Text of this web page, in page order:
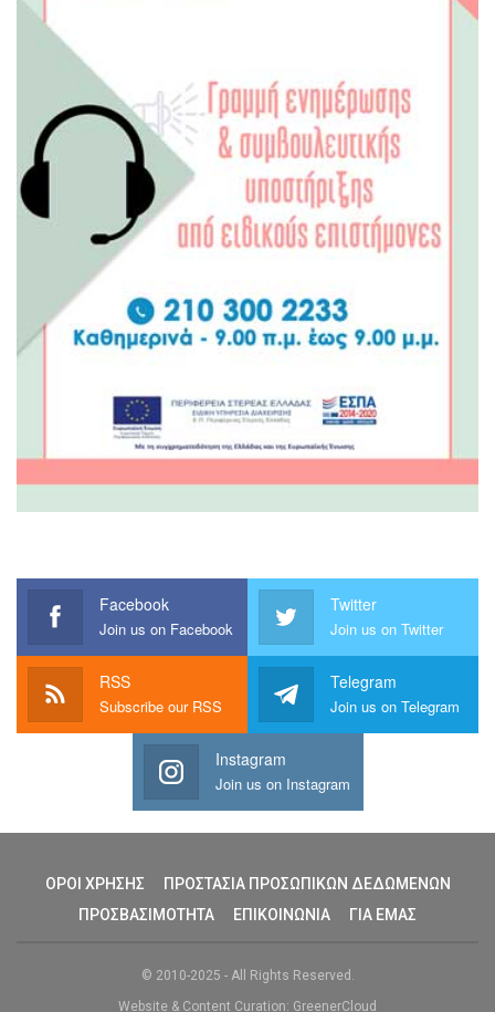
Facebook
Join us on Facebook
Twitter
Join us on Twitter
RSS
Subscribe our RSS
Telegram
Join us on Telegram
Instagram
Join us on Instagram
ΟΡΟΙ ΧΡΗΣΗΣ
ΠΡΟΣΤΑΣΙΑ ΠΡΟΣΩΠΙΚΩΝ ΔΕΔΩΜΕΝΩΝ
ΠΡΟΣΒΑΣΙΜΟΤΗΤΑ
ΕΠΙΚΟΙΝΩΝΙΑ ΓΙΑ ΕΜΑΣ
© 2010-2025 - All Rights Reserved.
Website & Content Curation: GreenerCloud